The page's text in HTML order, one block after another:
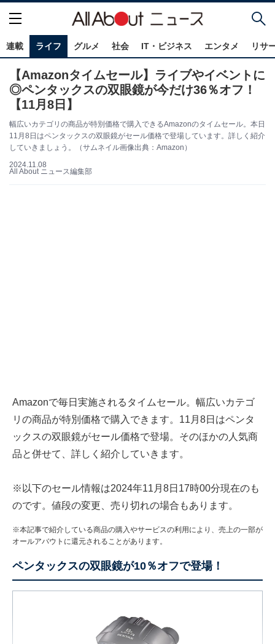
連載 ライフ グルメ 社会 IT・ビジネス エンタメ リサ
【Amazonタイムセール】ライブやイベントに
◎ペンタックスの双眼鏡が今だけ36％オフ！
【11月8日】
幅広いカテゴリの商品が特別価格で購入できるAmazonのタイムセール。本日
11月8日はペンタックスの双眼鏡がセール価格で登場しています。詳しく紹介
していきましょう。（サムネイル画像出典：Amazon）
2024.11.08
All About ニュース編集部
Amazonで毎日実施されるタイムセール。幅広いカテゴ
リの商品が特別価格で購入できます。11月8日はペンタ
ックスの双眼鏡がセール価格で登場。そのほかの人気商
品と併せて、詳しく紹介していきます。
※以下のセール情報は2024年11月8日17時00分現在のも
のです。値段の変更、売り切れの場合もあります。
※本記事で紹介している商品の購入やサービスの利用により、売上の一部が
オールアバウトに還元されることがあります。
ペンタックスの双眼鏡が10％オフで登場！